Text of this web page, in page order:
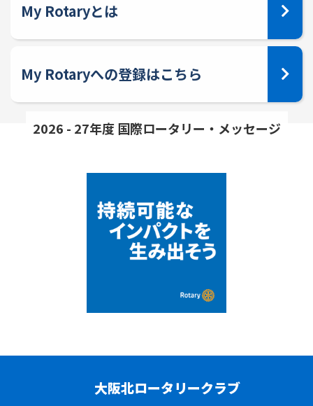
My Rotaryとは
My Rotaryへの登録はこちら
2026 - 27年度 国際ロータリー・メッセージ
大阪北ロータリークラブ